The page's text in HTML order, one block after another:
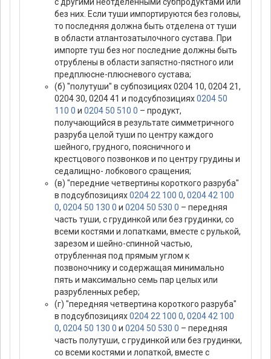
без них. Если туши импортируются без головы,
то последняя должна быть отделена от туши
в области атлантозатылочного сустава. При
импорте туш без ног последние должны быть
отрублены в области запястно-пястного или
предплюсне-плюсневого сустава;
(б) "полутуши" в субпозициях 0204 10, 0204 21,
0204 30, 0204 41 и подсубпозициях0204 50
110 0 и 0204 50 510 0 – продукт,
получающийся в результате симметричного
разруба целой туши по центру каждого
шейного, грудного, поясничного и
крестцового позвонков и по центру грудины и
седалищно- лобкового сращения;
(в) "передние четвертины короткого разруба"
в подсубпозициях0204 22 100 0, 0204 42 100
0, 0204 50 130 0 и 0204 50 530 0 – передняя
часть туши, с грудинкой или без грудинки, со
всеми костями и лопатками, вместе с рулькой,
зарезом и шейно-спинной частью,
отрубленная под прямым углом к
позвоночнику и содержащая минимально
пять и максимально семь пар целых или
разрубленных ребер;
(г) "передняя четвертина короткого разруба"
в подсубпозициях0204 22 100 0, 0204 42 100
0, 0204 50 130 0 и 0204 50 530 0 – передняя
часть полутуши, с грудинкой или без грудинки,
со всеми костями и лопаткой, вместе с